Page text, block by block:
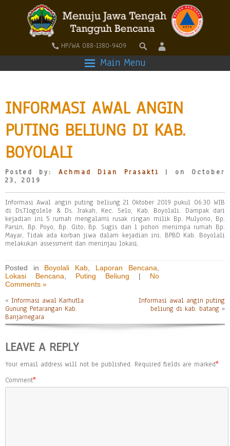
HP/WA 088-1380-9409
Main Menu
INFORMASI AWAL ANGIN
PUTING BELIUNG DI KAB.
BOYOLALI
Posted by: Achmad Dian Prasakti
| on October
23, 2019
Informasi Awal angin puting beliung 21 Oktober 2019 pukul 06.30 WIB
di Ds.Tlogolele & Ds. Jrakah, Kec. Selo, Kab. Boyolali. Dampak dari
kejadian ini 5 rumah mengalami rusak ringan milik Bp. Mulyono, Bp.
Parsin, Bp. Poyo, Bp. Gito, Bp. Sugis dan 1 pohon menimpa rumah Bp.
Mayar, Tidak ada korban jiwa dalam kejadian ini. BPBD Kab. Boyolali
melakukan assessment dan meninjau lokasi.
Posted in Boyolali Kab Laporan Bencana
Lokasi Bencana
Puting Beliung | No
Comments »
« Informasi awal Karhutla
Gunung Petarangan Kab.
Banjarnegara
Informasi awal angin puting
beliung di kab. batang »
LEAVE A REPLY
Your email address will not be published. Required fields are marked*
Comment*